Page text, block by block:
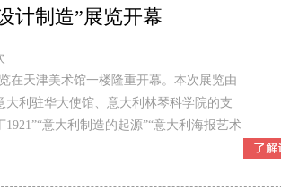
计制造”展览开幕
在天津美术馆一楼隆重开幕。本次展览由
利驻华大使馆、意大利林琴科学院的支
意大利制造的起源”“意大利海报艺术